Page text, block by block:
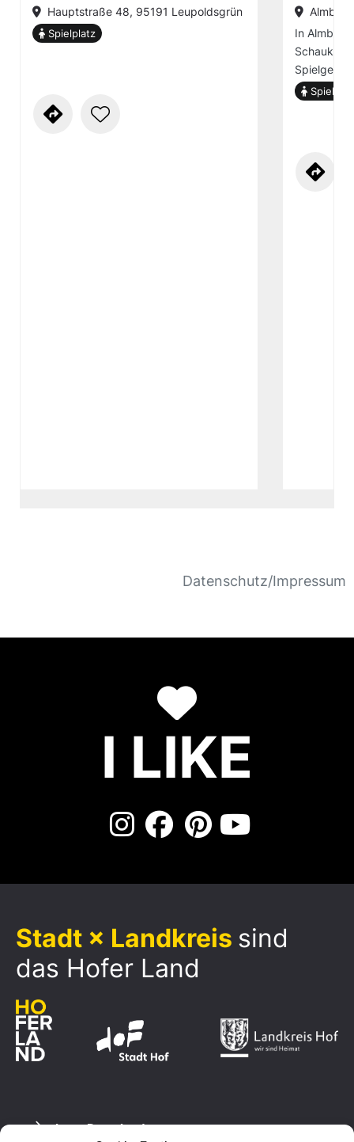
Hauptstraße 48, 95191 Leupoldsgrün
Spielplatz
In
Schaukel
Datenschutz/Impressum
I LIKE
Stadt × Landkreis sind
das Hofer Land
Logo Download